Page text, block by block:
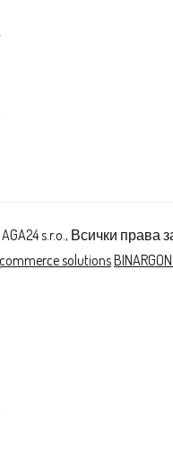
s.r.o., Всички права
solutions